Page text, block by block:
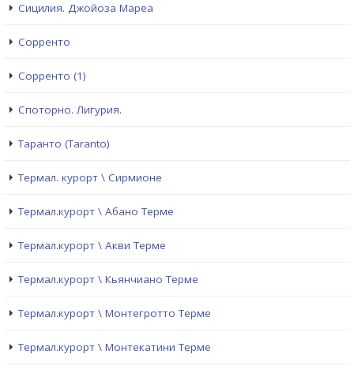
Сицилия. Джойоза Мареа
Сорренто
Сорренто (1)
Споторно. Лигурия.
Таранто (Taranto)
Термал. курорт \ Сирмионе
Термал.курорт \ Абано Терме
Термал.курорт \ Акви Терме
Термал.курорт \ Кьянчиано Терме
Термал.курорт \ Монтегротто Терме
Термал.курорт \ Монтекатини Терме